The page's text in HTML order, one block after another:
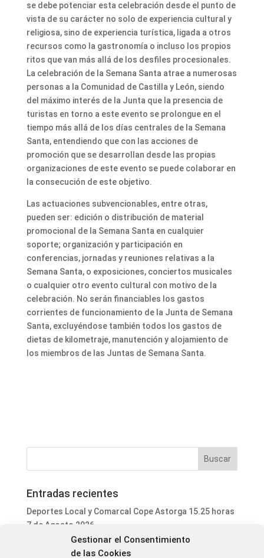
Gestionar el Consentimiento
de las Cookies
se debe potenciar esta celebración desde el punto de
vista de su carácter no solo de experiencia cultural y
religiosa, sino de experiencia turística, ligada a otros
recursos como la gastronomía o incluso los propios
ritos que van más allá de los desfiles procesionales.
La celebración de la Semana Santa atrae a numerosas
personas a la Comunidad de Castilla y León, siendo
del máximo interés de la Junta que la presencia de
turistas en torno a este evento se prolongue en el
tiempo más allá de los días centrales de la Semana
Santa, entendiendo que con las acciones de
promoción que se desarrollan desde las propias
organizaciones de este evento se puede colaborar en
la consecución de este objetivo.
Las actuaciones subvencionables, entre otras,
pueden ser: edición o distribución de material
promocional de la Semana Santa en cualquier
soporte; organización y participación en
conferencias, jornadas y reuniones relativas a la
Semana Santa, o exposiciones, conciertos musicales
o cualquier otro evento cultural con motivo de la
celebración. No serán financiables los gastos
corrientes de funcionamiento de la Junta de Semana
Santa, excluyéndose también todos los gastos de
dietas de kilometraje, manutención y alojamiento de
los miembros de las Juntas de Semana Santa.
Entradas recientes
Deportes Local y Comarcal Cope Astorga 15.25 horas
7 de Agosto 2026
Informativo Mediodía Cope Astorga 14.20 horas 7 de